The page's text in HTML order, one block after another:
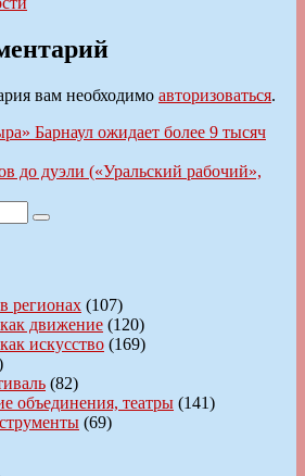
вам необходимо авторизоваться.
Барнаул ожидает более 9 тысяч
до дуэли («Уральский рабочий»,
Поиск
регионах (107)
движение (120)
искусство (169)
(82)
объединения, театры (141)
(69)